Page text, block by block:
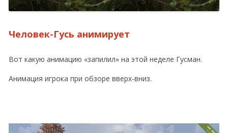
Человек-Гусь анимирует
Вот какую анимацию «запилил» на этой неделе Гусман.
Анимация игрока при обзоре вверх-вниз.